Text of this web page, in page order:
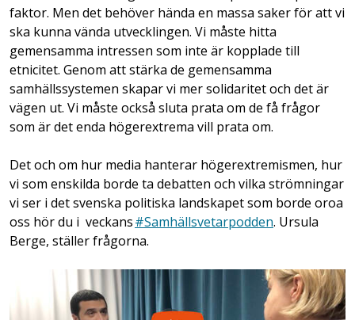
faktor. Men det behöver hända en massa saker för att vi
ska kunna vända utvecklingen. Vi måste hitta
gemensamma intressen som inte är kopplade till
etnicitet. Genom att stärka de gemensamma
samhällssystemen skapar vi mer solidaritet och det är
vägen ut. Vi måste också sluta prata om de få frågor
som är det enda högerextrema vill prata om.
Det och om hur media hanterar högerextremismen, hur
vi som enskilda borde ta debatten och vilka strömningar
vi ser i det svenska politiska landskapet som borde oroa
oss hör du i veckans#Samhällsvetarpodden. Ursula
Berge, ställer frågorna.